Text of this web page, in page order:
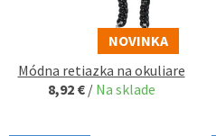
NOVINKA
Módna retiazka na okuliare
8,92 € / Na sklade